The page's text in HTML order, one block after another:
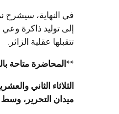
في النهاية، سيشرح
إلى توليد ذاكرة
تتقبلها عقلية الزائر.
**المحاضرة متاحةبال
الثلاثاء الثاني
ميدان التحرير، وسط